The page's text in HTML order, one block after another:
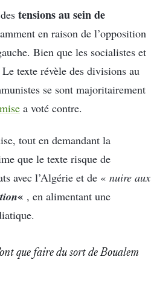
tensions au sein de
en raison de l’opposition
Bien que les socialistes et
texte révèle des divisions au
se sont majoritairement
a voté contre.
tout en demandant la
que le texte risque de
avec l’Algérie et de « nuire aux
« , en alimentant une
que faire du sort de Boualem